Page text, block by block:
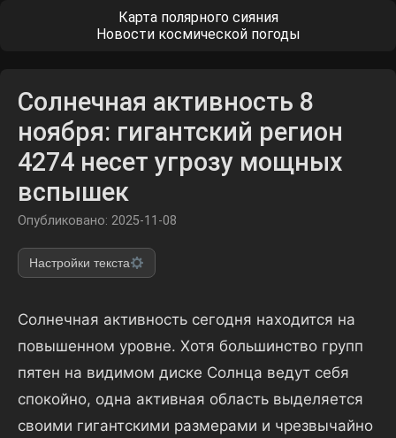
Карта полярного сияния
Новости космической погоды
Солнечная активность 8
ноября: гигантский регион
4274 несет угрозу мощных
вспышек
Опубликовано: 2025-11-08
Настройки текста
Солнечная активность сегодня находится на
повышенном уровне. Хотя большинство групп
пятен на видимом диске Солнца ведут себя
спокойно, одна активная область выделяется
своими гигантскими размерами и чрезвычайно